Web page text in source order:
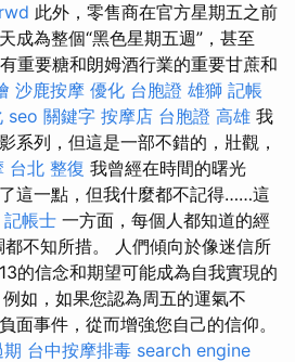
rwd 此外，零售商在官方星期五之前
成為整個“黑色星期五週”，甚至
重要糖和朗姆酒行業的重要甘蔗和
沙鹿按摩 優化 台胞證 雄獅 記帳
seo 關鍵字 按摩店 台胞證 高雄 我
系列，但這是一部不錯的，壯觀，
台北 整復 我曾經在時間的曙光
了這一點，但我什麼都不記得……這
記帳士 一方面，每個人都知道的經
不知所措。 人們傾向於像迷信所
的信念和期望可能成為自我實現的
例如，如果您認為周五的運氣不
面事件，從而增強您自己的信仰。
期 台中按摩排毒 search engine